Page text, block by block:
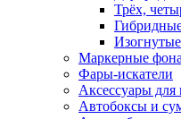
Трёх,
Маркерные
Фары-искатели
Аксессуары
Автобоксы и